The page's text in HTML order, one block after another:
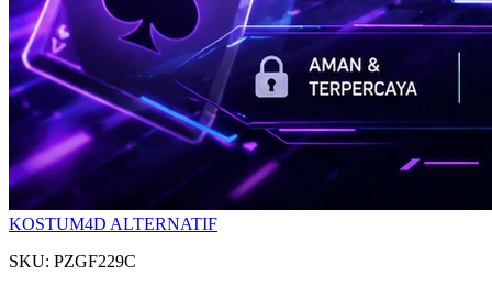
KOSTUM4D ALTERNATIF
SKU: PZGF229C